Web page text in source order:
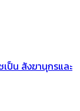
ป็น สังฆานุกรและ